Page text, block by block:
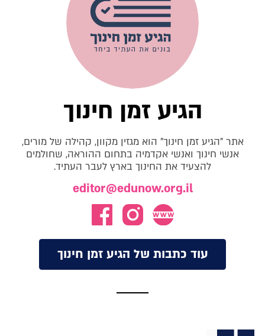
הגיע זמן חינוך
אתר "הגיע זמן חינוך" הוא מגזין מקוון, קהילה של מורים,
אנשי חינוך ואנשי אקדמיה בתחום ההוראה, שחולמים
להצעיד את החינוך בארץ לעבר העתיד.
editor@edunow.org.il
עוד כתבות של הגיע זמן חינוך